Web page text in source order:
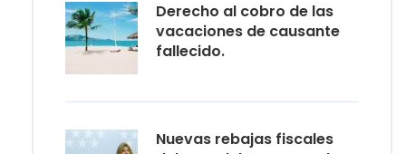
Derecho al cobro de las
vacaciones de causante
fallecido.
Nuevas rebajas fiscales